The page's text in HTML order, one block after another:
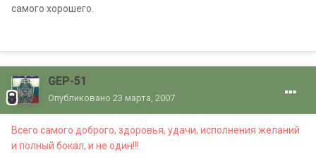
самого хорошего.
GEP-51
Опубликовано 23 марта, 2007
Всего самого доброго, здоровья, удачи, исполнения желаний
и полный бокал, и не один!!!